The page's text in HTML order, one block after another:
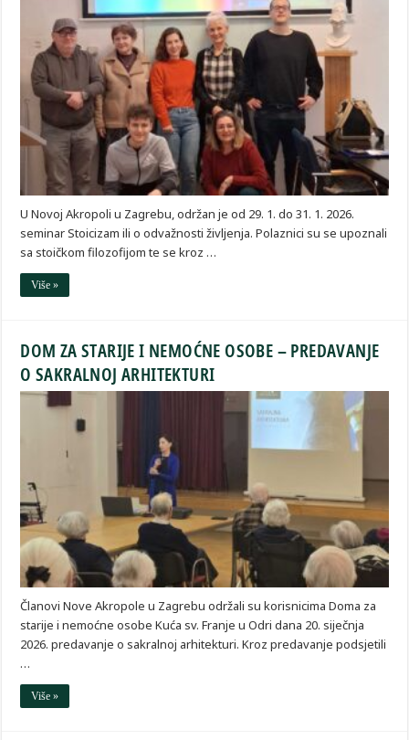
U Novoj Akropoli u Zagrebu, održan je od 29. 1. do 31. 1. 2026.
seminar Stoicizam ili o odvažnosti življenja. Polaznici su se upoznali
sa stoičkom filozofijom te se kroz …
Više »
DOM ZA STARIJE I NEMOĆNE OSOBE – PREDAVANJE
O SAKRALNOJ ARHITEKTURI
Članovi Nove Akropole u Zagrebu održali su korisnicima Doma za
starije i nemoćne osobe Kuća sv. Franje u Odri dana 20. siječnja
2026. predavanje o sakralnoj arhitekturi. Kroz predavanje podsjetili
…
Više »